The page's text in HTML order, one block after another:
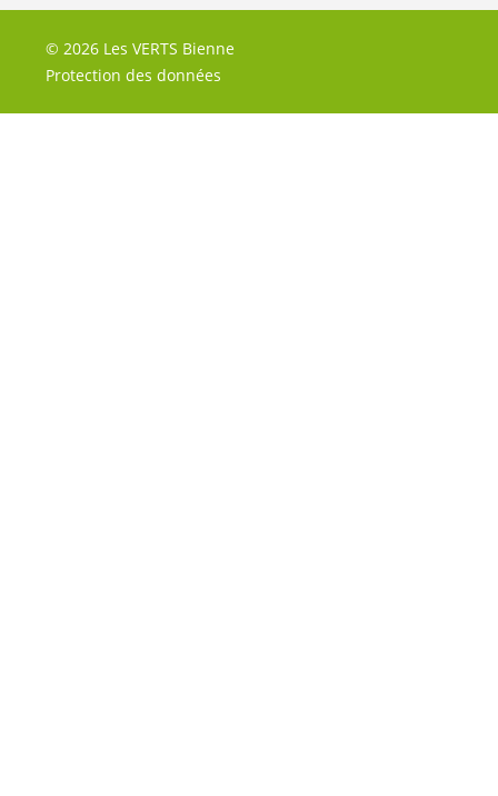
© 2026 Les VERTS Bienne
Protection des données